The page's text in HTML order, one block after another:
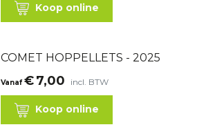
Koop online
COMET HOPPELLETS - 2025
Vanaf €7,00 incl. BTW
Koop online